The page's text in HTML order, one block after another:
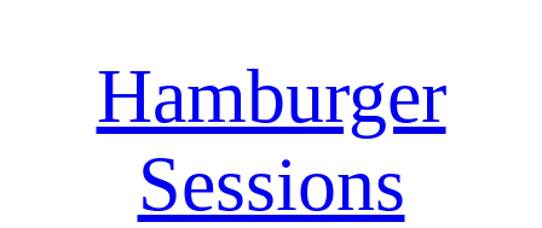
Hamburger
Sessions